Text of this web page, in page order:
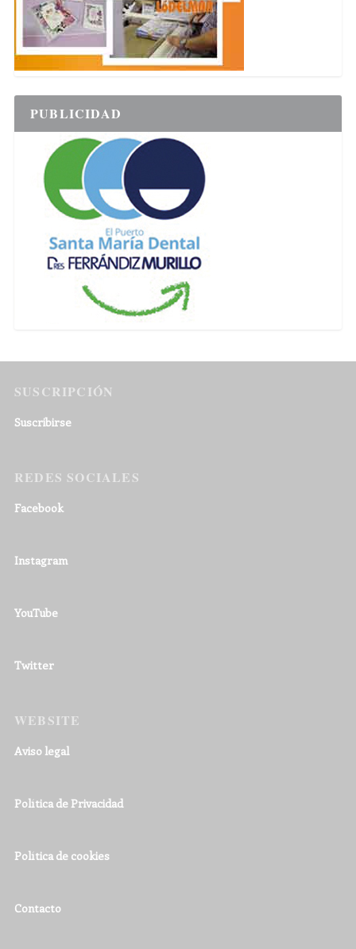
PUBLICIDAD
SUSCRIPCIÓN
Suscribirse
REDES SOCIALES
Facebook
Instagram
YouTube
Twitter
WEBSITE
Aviso legal
Política de Privacidad
Política de cookies
Contacto